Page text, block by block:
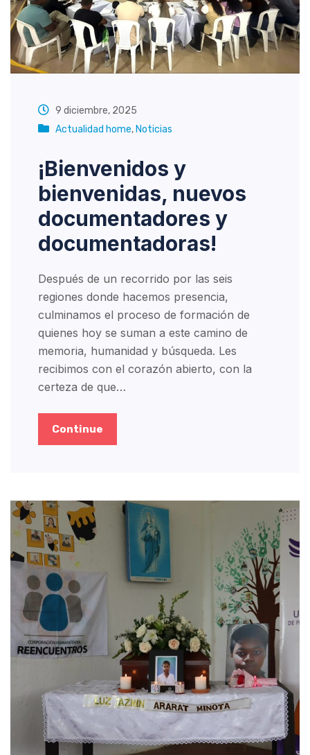
9 diciembre, 2025
Actualidad home, Noticias
¡Bienvenidos y
bienvenidas, nuevos
documentadores y
documentadoras!
Después de un recorrido por las seis
regiones donde hacemos presencia,
culminamos el proceso de formación de
quienes hoy se suman a este camino de
memoria, humanidad y búsqueda. Les
recibimos con el corazón abierto, con la
certeza de que…
Continue